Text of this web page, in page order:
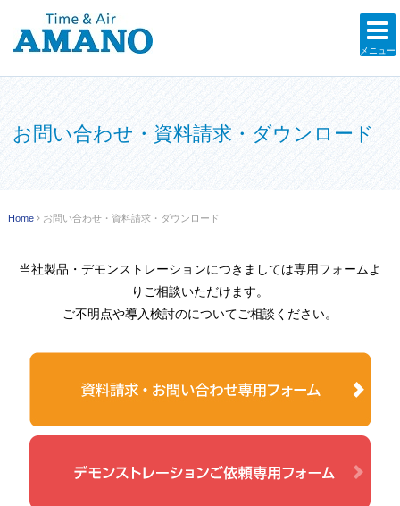
メニュー
お問い合わせ・資料請求・ダウンロード
Home お問い合わせ・資料請求・ダウンロード
当社製品・デモンストレーションにつきましては専用フォームよ
りご相談いただけます。
ご不明点や導入検討のについてご相談ください。